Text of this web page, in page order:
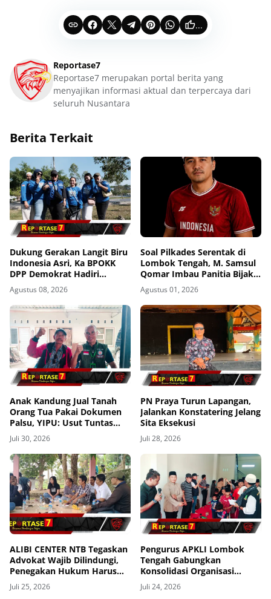
...
Reportase7
Reportase7 merupakan portal berita yang
menyajikan informasi aktual dan terpercaya dari
seluruh Nusantara
Berita Terkait
Dukung Gerakan Langit Biru
Indonesia Asri, Ka BPOKK
DPP Demokrat Hadiri
Kegiatan di Loteng
Agustus 08, 2026
Soal Pilkades Serentak di
Lombok Tengah, M. Samsul
Qomar Imbau Panitia Bijak
dan Calon Kades Hindari
Money Politics
Agustus 01, 2026
Anak Kandung Jual Tanah
Orang Tua Pakai Dokumen
Palsu, YIPU: Usut Tuntas
Persekongkolan Desa hingga
BPN
Juli 30, 2026
PN Praya Turun Lapangan,
Jalankan Konstatering Jelang
Sita Eksekusi
Juli 28, 2026
ALIBI CENTER NTB Tegaskan
Advokat Wajib Dilindungi,
Penegakan Hukum Harus
Tanpa Pandang Bulu
Juli 25, 2026
Pengurus APKLI Lombok
Tengah Gabungkan
Konsolidasi Organisasi
dengan Berbagi Kasih ke
Anak Yatim
Juli 24, 2026